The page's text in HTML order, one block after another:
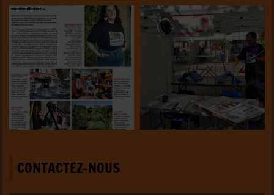
CONTACTEZ-NOUS